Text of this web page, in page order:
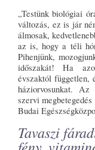
„Testünk biológiai
változás, ez is jár
álmosak,
az is, hogy a téli
Pihenjünk,
időszakát! Ha
évszaktól független,
háziorvosunkat. Az
szervi
Budai
Tavaszi